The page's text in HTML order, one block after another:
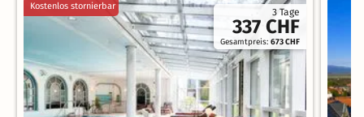
3 Tage
337 CHF
Gesamtpreis:673 CHF
Kostenlos stornierbar